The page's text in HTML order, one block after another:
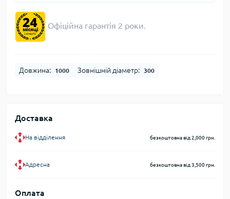
Офіційна гарантія 2 роки.
Довжина: 1000 Зовнішній діаметр: 300
Доставка
На відділення безкоштовна від 2,000 грн.
Адресна безкоштовна від 3,500 грн.
Оплата